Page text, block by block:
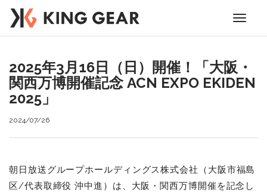
Toggle
2025年3月16日（日）開催！「大阪・
関西万博開催記念 ACN EXPO EKIDEN
2025」
2024/07/26
朝日放送グループホールディングス株式会社（大阪市福島
区/代表取締役 沖中進）は、大阪・関西万博開催を記念し